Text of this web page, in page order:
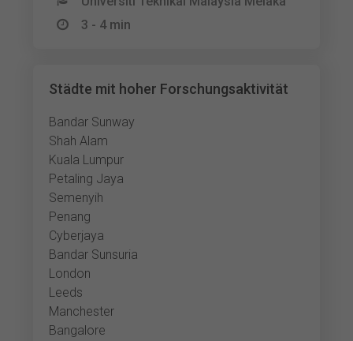
3 - 4 min
Städte mit hoher Forschungsaktivität
Bandar Sunway
Shah Alam
Kuala Lumpur
Petaling Jaya
Semenyih
Penang
Cyberjaya
Bandar Sunsuria
London
Leeds
Manchester
Bangalore